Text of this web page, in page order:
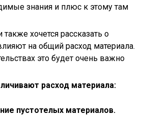
знания и плюс к этому там
также хочется рассказать о
на общий расход материала.
это будет очень важно
расход материала:
пустотелых материалов.